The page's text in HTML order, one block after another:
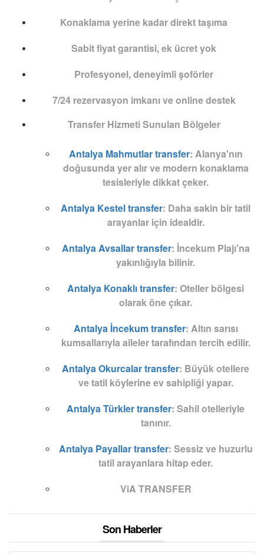
Konaklama yerine kadar direkt taşıma
Sabit fiyat garantisi, ek ücret yok
Profesyonel, deneyimli şoförler
7/24 rezervasyon imkanı ve online destek
Transfer Hizmeti Sunulan Bölgeler
Antalya Mahmutlar transfer: Alanya'nın
doğusunda yer alır ve modern konaklama
tesisleriyle dikkat çeker.
Antalya Kestel transfer: Daha sakin bir tatil
arayanlar için idealdir.
Antalya Avsallar transfer: İncekum Plajı'na
yakınlığıyla bilinir.
Antalya Konaklı transfer: Oteller bölgesi
olarak öne çıkar.
Antalya İncekum transfer: Altın sarısı
kumsallarıyla aileler tarafından tercih edilir.
Antalya Okurcalar transfer: Büyük otellere
ve tatil köylerine ev sahipliği yapar.
Antalya Türkler transfer: Sahil otelleriyle
tanınır.
Antalya Payallar transfer: Sessiz ve huzurlu
tatil arayanlara hitap eder.
ViA TRANSFER
Son Haberler